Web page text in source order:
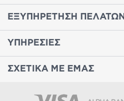
ΕΞΥΠΗΡΕΤΗΣΗ ΠΕΛΑΤΩΝ
ΥΠΗΡΕΣΙΕΣ
ΣΧΕΤΙΚΑ ΜΕ ΕΜΑΣ